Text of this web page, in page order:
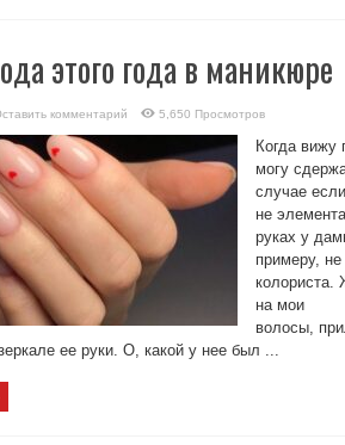
этого года в маникюре
комментарий 5,650 Просмотров
Когда
могу
случае
не
руках у
примеру,
колориста.
на мои
волосы,
ее руки. О, какой у нее был ...